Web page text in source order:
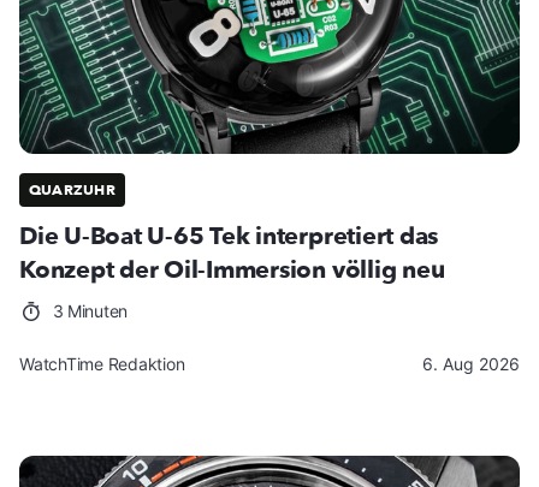
QUARZUHR
Die U-Boat U-65 Tek interpretiert das
Konzept der Oil-Immersion völlig neu
3 Minuten
WatchTime Redaktion 6. Aug 2026